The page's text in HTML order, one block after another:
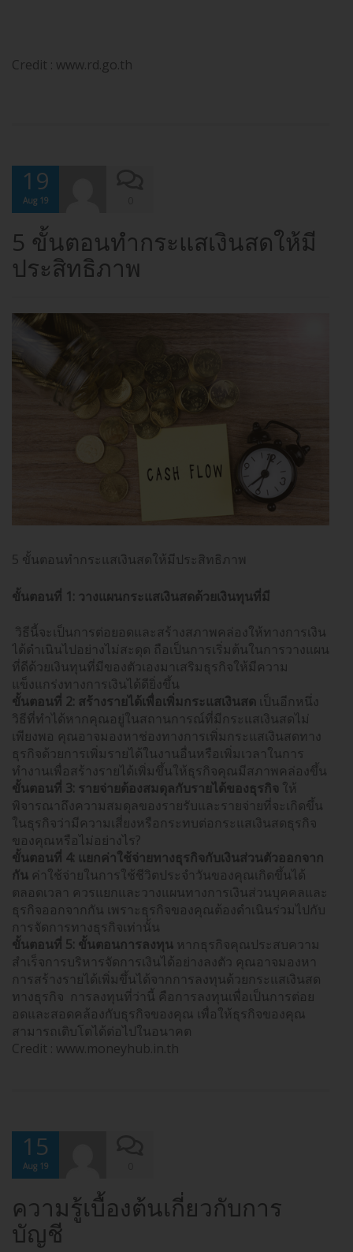
Credit : www.rd.go.th
19
Aug 19
5 ขั้นตอนทำกระแสเงินสดให้มี
ประสิทธิภาพ
5 ขั้นตอนทำกระแสเงินสดให้มีประสิทธิภาพ
ขั้นตอนที่ 1: วางแผนกระแสเงินสดด้วยเงินทุนที่มี
วิธีนี้จะเป็นการต่อยอดและสร้างสภาพคล่องให้ทางการเงิน
ได้ดำเนินไปอย่างไม่สะดุด ถือเป็นการเริ่มต้นในการวางแผน
ที่ดีด้วยเงินทุนที่มีของตัวเองมาเสริมธุรกิจให้มีความ
แข็งแกร่งทางการเงินได้ดียิ่งขึ้น
ขั้นตอนที่ 2: สร้างรายได้เพื่อเพิ่มกระแสเงินสด เป็นอีกหนึ่ง
วิธีที่ทำได้หากคุณอยู่ในสถานการณ์ที่มีกระแสเงินสดไม่
เพียงพอ คุณอาจมองหาช่องทางการเพิ่มกระแสเงินสดทาง
ธุรกิจด้วยการเพิ่มรายได้ในงานอื่นหรือเพิ่มเวลาในการ
ทำงานเพื่อสร้างรายได้เพิ่มขึ้นให้ธุรกิจคุณมีสภาพคล่องขึ้น
ขั้นตอนที่ 3: รายจ่ายต้องสมดุลกับรายได้ของธุรกิจ ให้
พิจารณาถึงความสมดุลของรายรับและรายจ่ายที่จะเกิดขึ้น
ในธุรกิจว่ามีความเสี่ยงหรือกระทบต่อกระแสเงินสดธุรกิจ
ของคุณหรือไม่อย่างไร?
ขั้นตอนที่ 4: แยกค่าใช้จ่ายทางธุรกิจกับเงินส่วนตัวออกจาก
กัน ค่าใช้จ่ายในการใช้ชีวิตประจำวันของคุณเกิดขึ้นได้
ตลอดเวลา ควรแยกและวางแผนทางการเงินส่วนบุคคลและ
ธุรกิจออกจากกัน เพราะธุรกิจของคุณต้องดำเนินร่วมไปกับ
การจัดการทางธุรกิจเท่านั้น
ขั้นตอนที่ 5: ขั้นตอนการลงทุน หากธุรกิจคุณประสบความ
สำเร็จการบริหารจัดการเงินได้อย่างลงตัว คุณอาจมองหา
การสร้างรายได้เพิ่มขึ้นได้จากการลงทุนด้วยกระแสเงินสด
ทางธุรกิจ การลงทุนที่ว่านี้ คือการลงทุนเพื่อเป็นการต่อย
อดและสอดคล้องกับธุรกิจของคุณ เพื่อให้ธุรกิจของคุณ
สามารถเติบโตได้ต่อไปในอนาคต
Credit : www.moneyhub.in.th
15
Aug 19
ความรู้เบื้องต้นเกี่ยวกับการ
บัญชี